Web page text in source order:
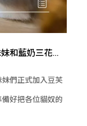
和藍奶三花妹
們正式加入豆芙
好把各位貓奴的